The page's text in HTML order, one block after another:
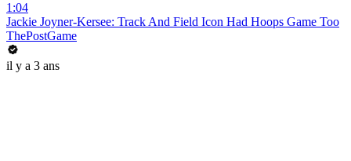
1:04
Jackie Joyner-Kersee: Track And Field Icon Had Hoops Game Too
ThePostGame
il y a 3 ans